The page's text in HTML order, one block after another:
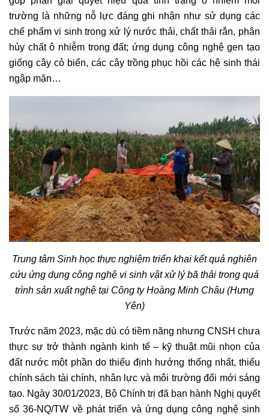
trường là những nỗ lực đáng ghi nhận như sử dụng các
chế phẩm vi sinh trong xử lý nước thải, chất thải rắn, phân
hủy chất ô nhiễm trong đất; ứng dụng công nghệ gen tạo
giống cây cỏ biển, các cây trồng phục hồi các hệ sinh thái
ngập mặn…
Trung tâm Sinh học thực nghiệm triển khai kết quả nghiên
cứu ứng dụng công nghệ vi sinh vật xử lý bã thải trong quá
trình sản xuất nghệ tại Công ty Hoàng Minh Châu (Hưng
Yên)
Trước năm 2023, mặc dù có tiềm năng nhưng CNSH chưa
thực sự trở thành ngành kinh tế – kỹ thuật mũi nhọn của
đất nước một phần do thiếu định hướng thống nhất, thiếu
chính sách tài chính, nhân lực và môi trường đổi mới sáng
tạo. Ngày 30/01/2023, Bộ Chính trị đã ban hành Nghị quyết
số 36-NQ/TW về phát triển và ứng dụng công nghệ sinh